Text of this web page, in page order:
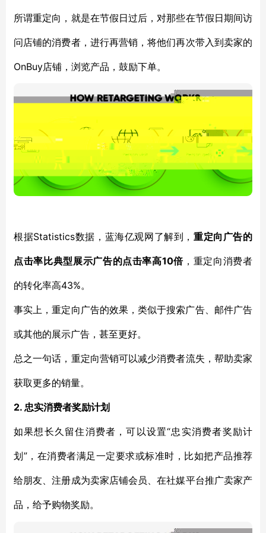
所谓重定向 ， 就是在节假日过后，对那些在节假日期间访
问店铺的消费者，进行再营销 ，将他们再次带入到卖家的
OnBuy店铺，浏览产品，鼓励下单。
根据Statistics数据，蓝海亿观网了解到，重定向广告的
点击率比典型展示广告的点击率高10倍 ， 重定向消费者
的转化率高43%。
事实上 ，重定向广告的效果，类似于搜索广告、邮件广告
或其他的展示广告，甚至更好。
总之一句话 ，重定向营销可以减少消费者流失，帮助卖家
获取更多的销量。
2. 忠实消费者奖励计划
如果想长久留住消费者，可以设置“忠实消费者奖励计
划 ”， 在消费者满足一定要求或标准时 ， 比如把产品推荐
给朋友 、注册成为卖家店铺会员、在社媒平台推广卖家产
品，给予购物奖励。